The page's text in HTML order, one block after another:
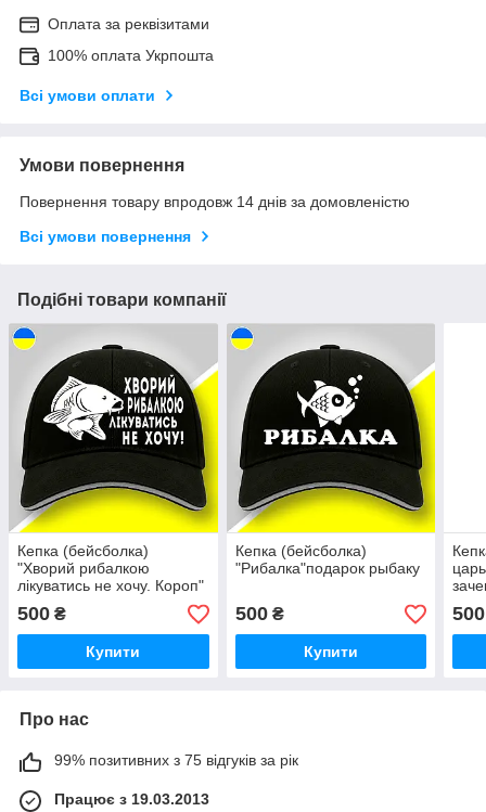
Оплата за реквізитами
100% оплата Укрпошта
Всі умови оплати
Умови повернення
Повернення товару впродовж 14 днів за домовленістю
Всі умови повернення
Подібні товари компанії
Кепка (бейсболка)
"Хворий рибалкою
лікуватись не хочу. Короп"
500 ₴
Купити
Кепка (бейсболка)
"Рибалка"подарок рыбаку
500₴
Купити
500
Про нас
99% позитивних з 75 відгуків за рік
Працює з 19.03.2013